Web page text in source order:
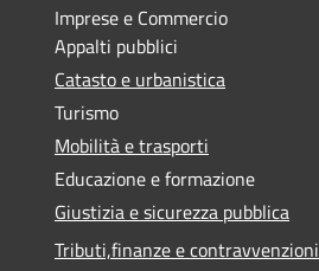
Imprese e Commercio
Appalti pubblici
Catasto e urbanistica
Turismo
Mobilità e trasporti
Educazione e formazione
Giustizia e sicurezza pubblica
Tributi,finanze e contravvenzioni